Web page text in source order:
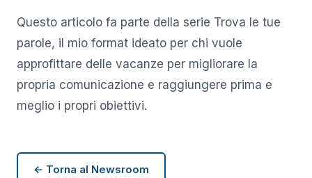
Questo articolo fa parte della serie Trova le tue
parole, il mio format ideato per chi vuole
approfittare delle vacanze per migliorare la
propria comunicazione e raggiungere prima e
meglio i propri obiettivi.
← Torna al Newsroom